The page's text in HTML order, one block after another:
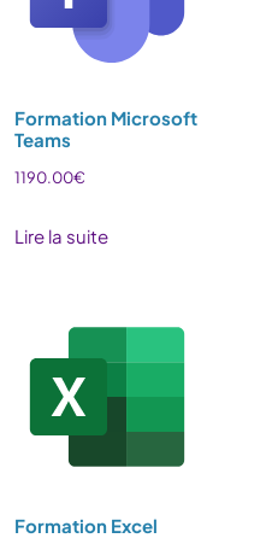
Formation Microsoft
Teams
1190.00€
Lire la suite
Formation Excel